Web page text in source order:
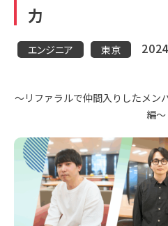
力
エンジニア 東京
〜リファラルで仲間入りしたメン
編〜